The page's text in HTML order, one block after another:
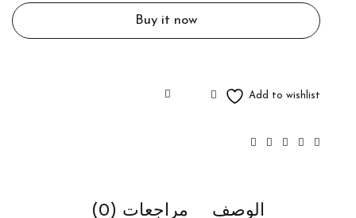
Buy it now
الوصف مراجعات (0)